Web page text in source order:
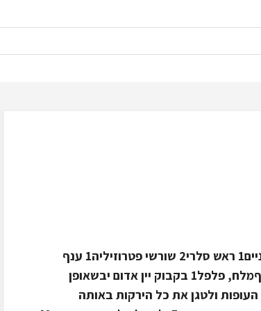
חומרים4 כרעי עוף צעיר1 בצל בינוני2 גזרים בינוניים1 ראש סלרי2 שורשי פטרוזיליה1 ענף
רוזמרין5 שיני שום1/2 כוס שמן זית1 ליטר מרק עוףמלח, פלפל1 בקבוק יין אדום יבשאופן
בשמן זית.2. להוציא את העופות ולטגן את כל הירקות באותה